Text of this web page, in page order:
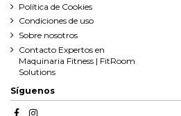
Política de Cookies
Condiciones de uso
Sobre nosotros
Contacto Expertos en
Maquinaria Fitness | FitRoom
Solutions
Síguenos